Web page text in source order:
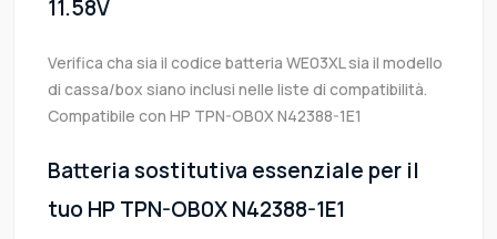
11.58V
Verifica cha sia il codice batteria WE03XL sia il modello
di cassa/box siano inclusi nelle liste di compatibilità.
Compatibile con HP TPN-OB0X N42388-1E1
Batteria sostitutiva essenziale per il
tuo HP TPN-OB0X N42388-1E1